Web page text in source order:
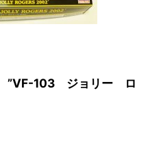
103 ジョリー ロ